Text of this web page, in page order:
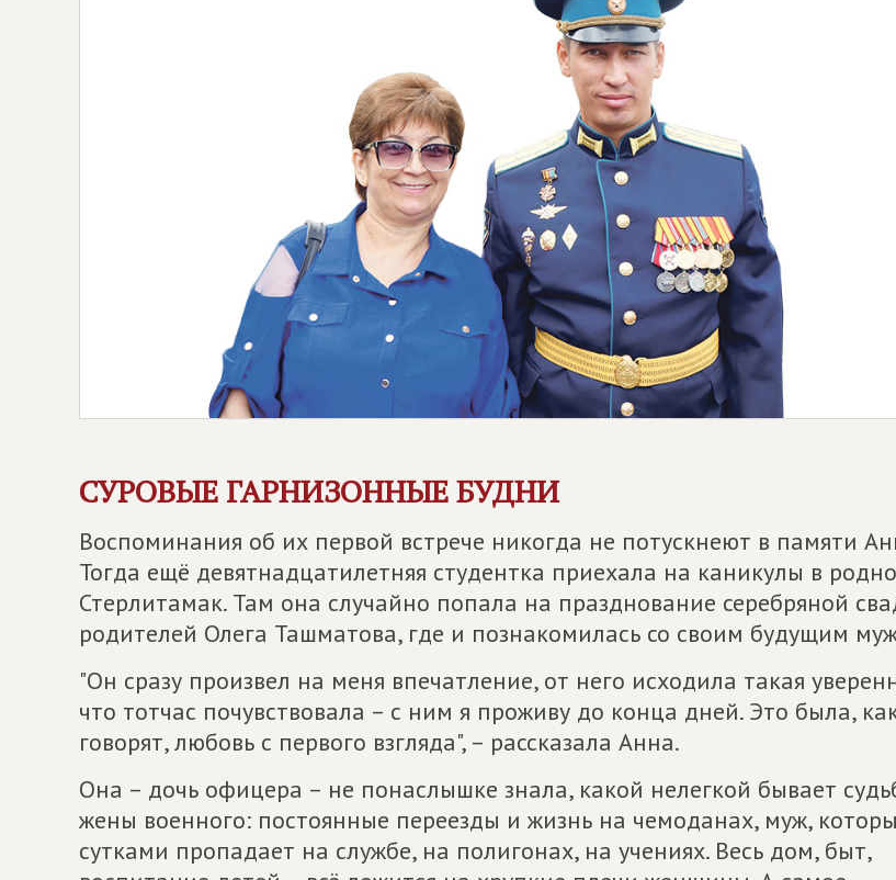
СУРОВЫЕ ГАРНИЗОННЫЕ БУДНИ
Воспоминания об их первой встрече никогда не потускнеют в памяти
Тогда ещё девятнадцатилетняя студентка приехала на каникулы в
Стерлитамак. Там она случайно попала на празднование серебряной
родителей Олега Ташматова, где и познакомилась со своим будущим
"Он сразу произвел на меня впечатление, от него исходила такая
что тотчас почувствовала – с ним я проживу до конца дней. Это была,
говорят, любовь с первого взгляда", – рассказала Анна.
Она – дочь офицера – не понаслышке знала, какой нелегкой бывает
жены военного: постоянные переезды и жизнь на чемоданах, муж,
сутками пропадает на службе, на полигонах, на учениях. Весь дом, быт,